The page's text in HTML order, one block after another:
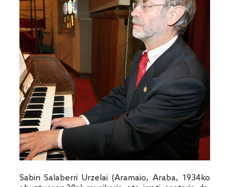
Sabin Salaberri Urzelai (Aramaio, Araba, 1934ko